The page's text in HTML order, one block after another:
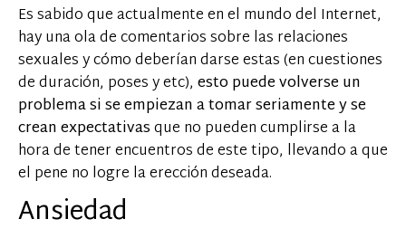
Es sabido que actualmente en el mundo del Internet,
hay una ola de comentarios sobre las relaciones
sexuales y cómo deberían darse estas (en cuestiones
de duración, poses y etc), esto puede volverse un
problema si se empiezan a tomar seriamente y se
crean expectativasque no pueden cumplirse a la
hora de tener encuentros de este tipo, llevando a que
el pene no logre la erección deseada.
Ansiedad